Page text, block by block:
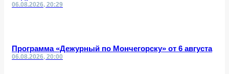
06.08.2026, 20:29
Программа «Дежурный по Мончегорску» от 6 августа
06.08.2026, 20:00